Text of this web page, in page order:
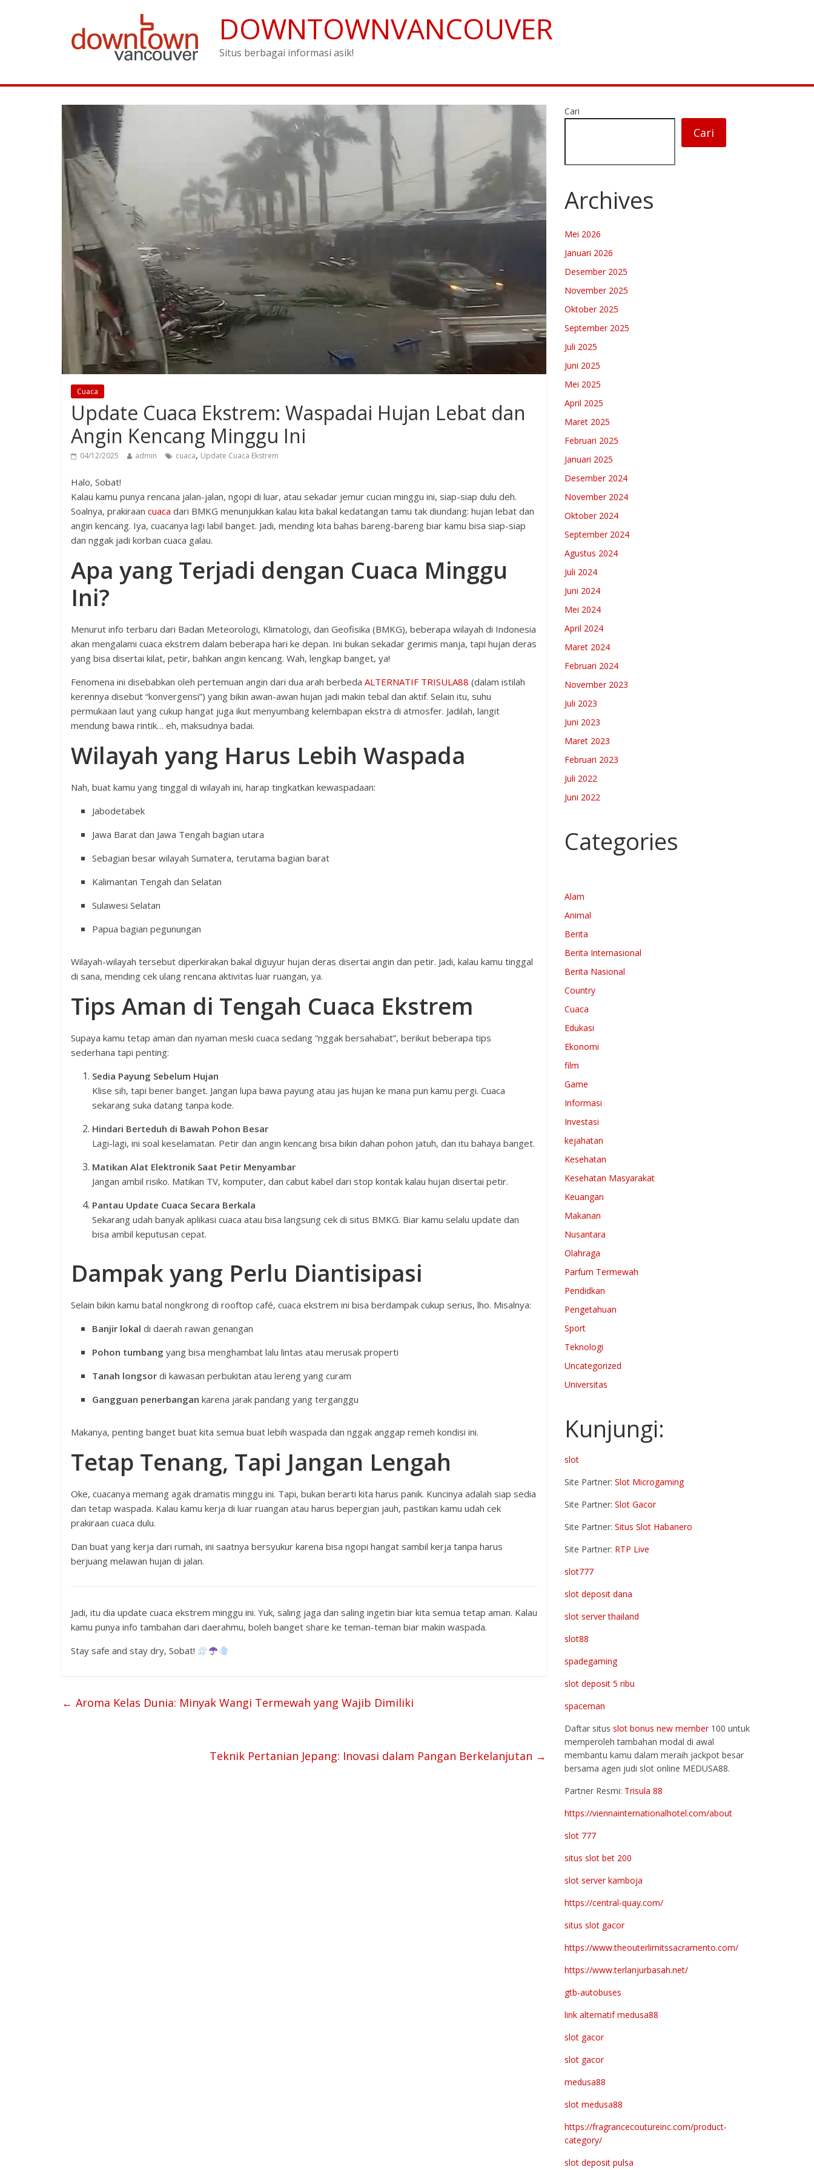
DOWNTOWNVANCOUVER
Situs berbagai informasi asik!
Cuaca
Update Cuaca Ekstrem: Waspadai Hujan Lebat dan
Angin Kencang Minggu Ini
04/12/2025 admin cuaca, Update Cuaca Ekstrem
Halo, Sobat!
Kalau kamu punya rencana jalan-jalan, ngopi di luar, atau sekadar jemur cucian minggu ini, siap-siap dulu deh.
Soalnya, prakiraan cuaca dari BMKG menunjukkan kalau kita bakal kedatangan tamu tak diundang: hujan lebat dan
angin kencang. Iya, cuacanya lagi labil banget. Jadi, mending kita bahas bareng-bareng biar kamu bisa siap-siap
dan nggak jadi korban cuaca galau.
Apa yang Terjadi dengan Cuaca Minggu
Ini?
Menurut info terbaru dari Badan Meteorologi, Klimatologi, dan Geofisika (BMKG), beberapa wilayah di Indonesia
akan mengalami cuaca ekstrem dalam beberapa hari ke depan. Ini bukan sekadar gerimis manja, tapi hujan deras
yang bisa disertai kilat, petir, bahkan angin kencang. Wah, lengkap banget, ya!
Fenomena ini disebabkan oleh pertemuan angin dari dua arah berbeda ALTERNATIF TRISULA88 (dalam istilah
kerennya disebut “konvergensi”) yang bikin awan-awan hujan jadi makin tebal dan aktif. Selain itu, suhu
permukaan laut yang cukup hangat juga ikut menyumbang kelembapan ekstra di atmosfer. Jadilah, langit
mendung bawa rintik… eh, maksudnya badai.
Wilayah yang Harus Lebih Waspada
Nah, buat kamu yang tinggal di wilayah ini, harap tingkatkan kewaspadaan:
Jabodetabek
Jawa Barat dan Jawa Tengah bagian utara
Sebagian besar wilayah Sumatera, terutama bagian barat
Kalimantan Tengah dan Selatan
Sulawesi Selatan
Papua bagian pegunungan
Wilayah-wilayah tersebut diperkirakan bakal diguyur hujan deras disertai angin dan petir. Jadi, kalau kamu tinggal
di sana, mending cek ulang rencana aktivitas luar ruangan, ya.
Tips Aman di Tengah Cuaca Ekstrem
Supaya kamu tetap aman dan nyaman meski cuaca sedang “nggak bersahabat”, berikut beberapa tips
sederhana tapi penting:
Sedia Payung Sebelum Hujan
Klise sih, tapi bener banget. Jangan lupa bawa payung atau jas hujan ke mana pun kamu pergi. Cuaca
sekarang suka datang tanpa kode.
Hindari Berteduh di Bawah Pohon Besar
Lagi-lagi, ini soal keselamatan. Petir dan angin kencang bisa bikin dahan pohon jatuh, dan itu bahaya banget.
Matikan Alat Elektronik Saat Petir Menyambar
Jangan ambil risiko. Matikan TV, komputer, dan cabut kabel dari stop kontak kalau hujan disertai petir.
Pantau Update Cuaca Secara Berkala
Sekarang udah banyak aplikasi cuaca atau bisa langsung cek di situs BMKG. Biar kamu selalu update dan
bisa ambil keputusan cepat.
Dampak yang Perlu Diantisipasi
Selain bikin kamu batal nongkrong di rooftop café, cuaca ekstrem ini bisa berdampak cukup serius, lho. Misalnya:
Banjir lokal di daerah rawan genangan
Pohon tumbang yang bisa menghambat lalu lintas atau merusak properti
Tanah longsor di kawasan perbukitan atau lereng yang curam
Gangguan penerbangan karena jarak pandang yang terganggu
Makanya, penting banget buat kita semua buat lebih waspada dan nggak anggap remeh kondisi ini.
Tetap Tenang, Tapi Jangan Lengah
Oke, cuacanya memang agak dramatis minggu ini. Tapi, bukan berarti kita harus panik. Kuncinya adalah siap sedia
dan tetap waspada. Kalau kamu kerja di luar ruangan atau harus bepergian jauh, pastikan kamu udah cek
prakiraan cuaca dulu.
Dan buat yang kerja dari rumah, ini saatnya bersyukur karena bisa ngopi hangat sambil kerja tanpa harus
berjuang melawan hujan di jalan.
Jadi, itu dia update cuaca ekstrem minggu ini. Yuk, saling jaga dan saling ingetin biar kita semua tetap aman. Kalau
kamu punya info tambahan dari daerahmu, boleh banget share ke teman-teman biar makin waspada.
Stay safe and stay dry, Sobat!
← Aroma Kelas Dunia: Minyak Wangi Termewah yang Wajib Dimiliki
Teknik Pertanian Jepang: Inovasi dalam Pangan Berkelanjutan →
Cari
Cari
Archives
Mei 2026
Januari 2026
Desember 2025
November 2025
Oktober 2025
September 2025
Juli 2025
Juni 2025
Mei 2025
April 2025
Maret 2025
Februari 2025
Januari 2025
Desember 2024
November 2024
Oktober 2024
September 2024
Agustus 2024
Juli 2024
Juni 2024
Mei 2024
April 2024
Maret 2024
Februari 2024
November 2023
Juli 2023
Juni 2023
Maret 2023
Februari 2023
Juli 2022
Juni 2022
Categories
Alam
Animal
Berita
Berita Internasional
Berita Nasional
Country
Cuaca
Edukasi
Ekonomi
film
Game
Informasi
Investasi
kejahatan
Kesehatan
Kesehatan Masyarakat
Keuangan
Makanan
Nusantara
Olahraga
Parfum Termewah
Pendidkan
Pengetahuan
Sport
Teknologi
Uncategorized
Universitas
Kunjungi:
slot
Site Partner: Slot Microgaming
Site Partner: Slot Gacor
Site Partner: Situs Slot Habanero
Site Partner: RTP Live
slot777
slot deposit dana
slot server thailand
slot88
spadegaming
slot deposit 5 ribu
spaceman
Daftar situs slot bonus new member100 untuk
memperoleh tambahan modal di awal
membantu kamu dalam meraih jackpot besar
bersama agen judi slot online MEDUSA88.
Partner Resmi: Trisula 88
https://viennainternationalhotel.com/about
slot 777
situs slot bet 200
slot server kamboja
https://central-quay.com/
situs slot gacor
https://www.theouterlimitssacramento.com/
https://www.terlanjurbasah.net/
gtb-autobuses
link alternatif medusa88
slot gacor
slot gacor
medusa88
slot medusa88
https://fragrancecoutureinc.com/product-
category/
slot deposit pulsa